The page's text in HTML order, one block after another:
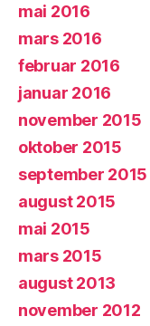
mai 2016
mars 2016
februar 2016
januar 2016
november 2015
oktober 2015
september 2015
august 2015
mai 2015
mars 2015
august 2013
november 2012